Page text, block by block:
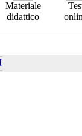
Materiale
didattico